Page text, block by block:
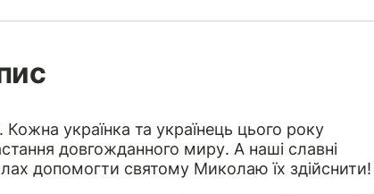
українка та українець цього року
довгожданного миру. А наші славні
допомогти святому Миколаю їх здійснити!